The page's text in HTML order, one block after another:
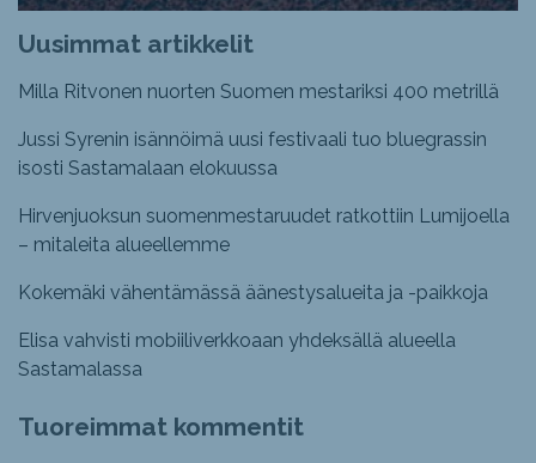
Uusimmat artikkelit
Milla Ritvonen nuorten Suomen mestariksi 400 metrillä
Jussi Syrenin isännöimä uusi festivaali tuo bluegrassin
isosti Sastamalaan elokuussa
Hirvenjuoksun suomenmestaruudet ratkottiin Lumijoella
– mitaleita alueellemme
Kokemäki vähentämässä äänestysalueita ja -paikkoja
Elisa vahvisti mobiiliverkkoaan yhdeksällä alueella
Sastamalassa
Tuoreimmat kommentit